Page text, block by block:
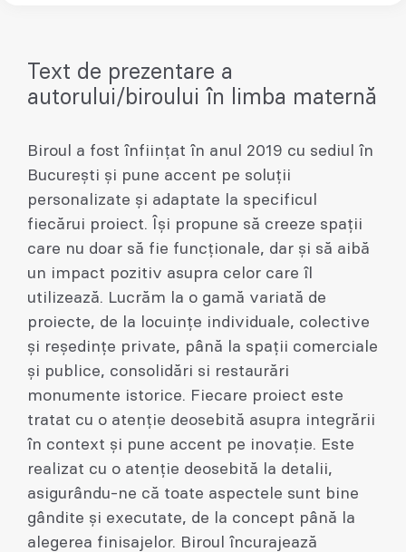
Text de prezentare a
autorului/biroului în limba maternă
Biroul a fost înființat în anul 2019 cu sediul în
București și pune accent pe soluții
personalizate și adaptate la specificul
fiecărui proiect. Își propune să creeze spații
care nu doar să fie funcționale, dar și să aibă
un impact pozitiv asupra celor care îl
utilizează. Lucrăm la o gamă variată de
proiecte, de la locuințe individuale, colective
și reședințe private, până la spații comerciale
și publice, consolidări si restaurări
monumente istorice. Fiecare proiect este
tratat cu o atenție deosebită asupra integrării
în context și pune accent pe inovație. Este
realizat cu o atenție deosebită la detalii,
asigurându-ne că toate aspectele sunt bine
gândite și executate, de la concept până la
alegerea finisajelor. Biroul încurajează